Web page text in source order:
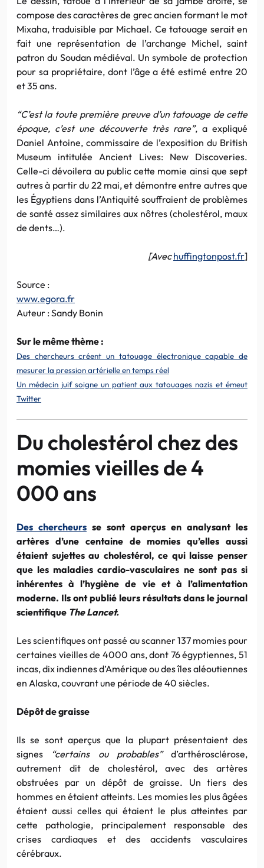
compose des caractères de grec ancien formant le mot
Mixaha, traduisible par Michael. Ce tatouage serait en
fait une représentation de l’archange Michel, saint
patron du Soudan médiéval. Un symbole de protection
pour sa propriétaire, dont l’âge a été estimé entre 20
et 35 ans.
“C’est la toute première preuve d’un tatouage de cette
époque, c’est une découverte très rare”, a expliqué
Daniel Antoine, commissaire de l’exposition du British
Museum intitulée Ancient Lives: New Discoveries.
Celle-ci dévoilera au public cette momie ainsi que sept
autres à partir du 22 mai, et démontre entre autres que
les Égyptiens dans l’Antiquité souffraient de problèmes
de santé assez similaires aux nôtres (cholestérol, maux
de dents…).
[Avec huffingtonpost.fr]
Source :
www.egora.fr
Auteur : Sandy Bonin
Sur le même thème :
Des chercheurs créent un tatouage électronique capable de
mesurer la pression artérielle en temps réel
Un médecin juif soigne un patient aux tatouages nazis et émeut
Twitter
Du cholestérol chez des
momies vieilles de 4
000 ans
Des chercheurs se sont aperçus en analysant les
artères d’une centaine de momies qu’elles aussi
étaient sujettes au cholestérol, ce qui laisse penser
que les maladies cardio-vasculaires ne sont pas si
inhérentes à l’hygiène de vie et à l’alimentation
moderne. Ils ont publié leurs résultats dans le journal
scientifique The Lancet.
Les scientifiques ont passé au scanner 137 momies pour
certaines vieilles de 4000 ans, dont 76 égyptiennes, 51
incas, dix indiennes d’Amérique ou des îles aléoutiennes
en Alaska, couvrant une période de 40 siècles.
Dépôt de graisse
Ils se sont aperçus que la plupart présentaient des
signes
“certains ou probables”d’arthérosclérose,
autrement dit de cholestérol, avec des artères
obstruées par un dépôt de graisse. Un tiers des
hommes en étaient atteints. Les momies les plus âgées
étaient aussi celles qui étaient le plus atteintes par
cette pathologie, principalement responsable des
crises cardiaques et des accidents vasculaires
cérébraux.